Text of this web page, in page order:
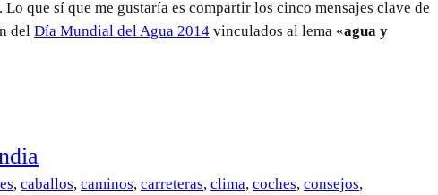
que sí que me gustaría es compartir los cinco mensajes clave de
del Día Mundial del Agua 2014 vinculados al lema «agua y
, caballos, caminos, carreteras, clima, coches, consejos,